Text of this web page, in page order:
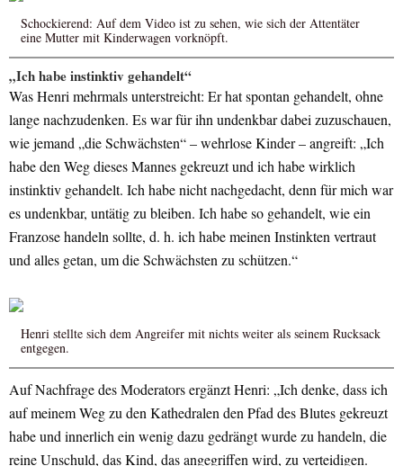
Schockierend: Auf dem Video ist zu sehen, wie sich der Attentäter
eine Mutter mit Kinderwagen vorknöpft.
„Ich habe instinktiv gehandelt“
Was Henri mehrmals unterstreicht: Er hat spontan gehandelt, ohne
lange nachzudenken. Es war für ihn undenkbar dabei zuzuschauen,
wie jemand „die Schwächsten“ – wehrlose Kinder – angreift: „Ich
habe den Weg dieses Mannes gekreuzt und ich habe wirklich
instinktiv gehandelt. Ich habe nicht nachgedacht, denn für mich war
es undenkbar, untätig zu bleiben. Ich habe so gehandelt, wie ein
Franzose handeln sollte, d. h. ich habe meinen Instinkten vertraut
und alles getan, um die Schwächsten zu schützen.“
Henri stellte sich dem Angreifer mit nichts weiter als seinem Rucksack
entgegen.
Auf Nachfrage des Moderators ergänzt Henri: „Ich denke, dass ich
auf meinem Weg zu den Kathedralen den Pfad des Blutes gekreuzt
habe und innerlich ein wenig dazu gedrängt wurde zu handeln, die
reine Unschuld, das Kind, das angegriffen wird, zu verteidigen.